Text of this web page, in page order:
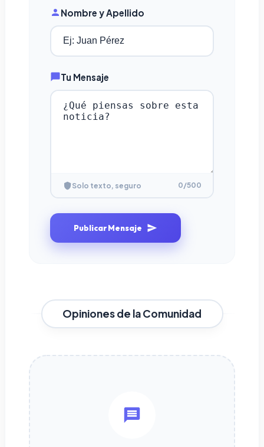
Nombre y Apellido
Tu Mensaje
Solo texto, seguro 0/500
Publicar Mensaje
Opiniones de la Comunidad